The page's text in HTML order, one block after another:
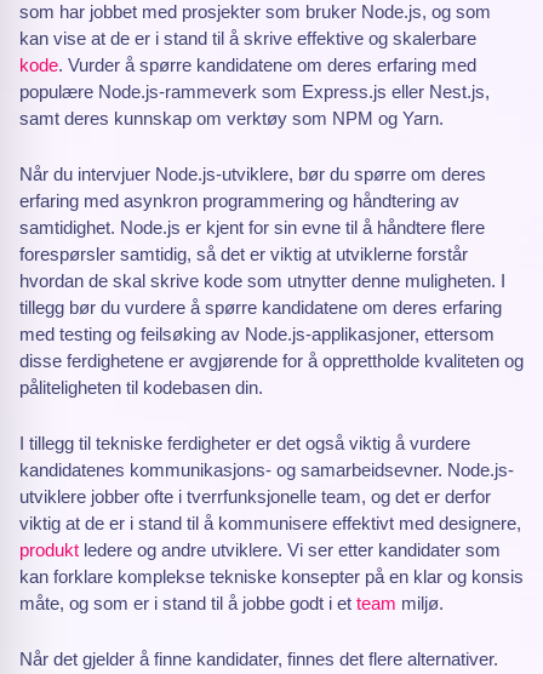
som har jobbet med prosjekter som bruker Node.js, og som
kan vise at de er i stand til å skrive effektive og skalerbare
kode. Vurder å spørre kandidatene om deres erfaring med
populære Node.js-rammeverk som Express.js eller Nest.js,
samt deres kunnskap om verktøy som NPM og Yarn.
Når du intervjuer Node.js-utviklere, bør du spørre om deres
erfaring med asynkron programmering og håndtering av
samtidighet. Node.js er kjent for sin evne til å håndtere flere
forespørsler samtidig, så det er viktig at utviklerne forstår
hvordan de skal skrive kode som utnytter denne muligheten. I
tillegg bør du vurdere å spørre kandidatene om deres erfaring
med testing og feilsøking av Node.js-applikasjoner, ettersom
disse ferdighetene er avgjørende for å opprettholde kvaliteten og
påliteligheten til kodebasen din.
I tillegg til tekniske ferdigheter er det også viktig å vurdere
kandidatenes kommunikasjons- og samarbeidsevner. Node.js-
utviklere jobber ofte i tverrfunksjonelle team, og det er derfor
viktig at de er i stand til å kommunisere effektivt med designere,
produkt ledere og andre utviklere. Vi ser etter kandidater som
kan forklare komplekse tekniske konsepter på en klar og konsis
måte, og som er i stand til å jobbe godt i et team miljø.
Når det gjelder å finne kandidater, finnes det flere alternativer.